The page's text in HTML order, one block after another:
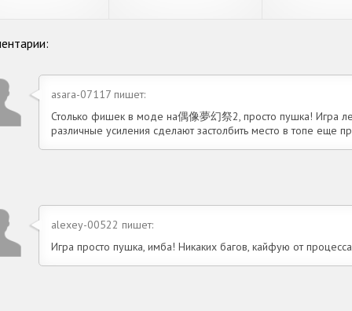
Jukebox
Бесконечные
игру с категории
игры. Jukebox
издателя
Jukebox.
требования. 1.
подробнее
Андроид
обсудим игру с раздела
Ko - Piano Tiles DDR от
известного коллектива
Mona Primaveras.
Системные
подробнее
вниманию игру
от крутого
Gaana
asara-07117 пишет:
Столько фишек в моде на偶像夢幻祭2, просто пушка! Игра
различные усиления сделают застолбить место в топе еще
alexey-00522 пишет:
Игра просто пушка, имба! Никаких багов, кайфую от